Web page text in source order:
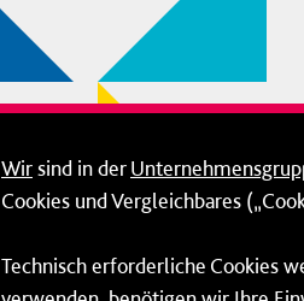
Wirsind in der
Cookies und Vergleichbares
Technisch erforderliche Cookies